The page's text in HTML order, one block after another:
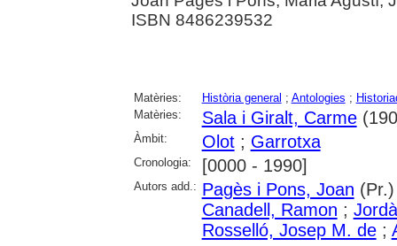
ISBN 8486239532
Matèries: Història general ; Antologies ;
Matèries:
Sala i Giralt, Carme
Àmbit: Olot; Garrotxa
Cronologia: [0000 - 1990]
Autors add.: Pagès i Pons, Joan
Canadell, Ramon ;
Rosselló, Josep M. de;